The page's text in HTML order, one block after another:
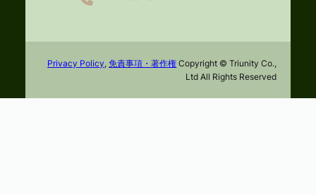
Privacy Policy,免責事項・著作権 Copyright © Triunity Co.,
Ltd All Rights Reserved